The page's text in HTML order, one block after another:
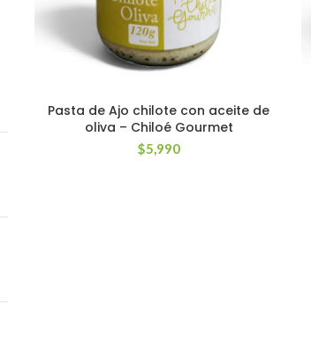
Pasta de Ajo chilote con aceite de
oliva – Chiloé Gourmet
$5,990